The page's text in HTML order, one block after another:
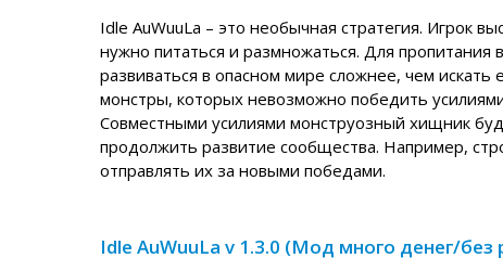
Idle AuWuuLa – это необычная стратегия. Игрок
нужно питаться и размножаться. Для
развиваться в опасном мире сложнее, чем
монстры, которых невозможно победить
Совместными усилиями монструозный хищник
продолжить развитие сообщества. Например,
отправлять их за новыми победами.
Idle AuWuuLa v 1.3.0 (Мод много денег/